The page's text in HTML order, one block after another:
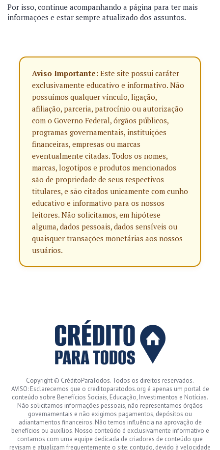
Por isso, continue acompanhando a página para ter mais
informações e estar sempre atualizado dos assuntos.
Aviso Importante: Este site possui caráter
exclusivamente educativo e informativo. Não
possuímos qualquer vínculo, ligação,
afiliação, parceria, patrocínio ou autorização
com o Governo Federal, órgãos públicos,
programas governamentais, instituições
financeiras, empresas ou marcas
eventualmente citadas. Todos os nomes,
marcas, logotipos e produtos mencionados
são de propriedade de seus respectivos
titulares, e são citados unicamente com cunho
educativo e informativo para os nossos
leitores. Não solicitamos, em hipótese
alguma, dados pessoais, dados sensíveis ou
quaisquer transações monetárias aos nossos
usuários.
Copyright © CréditoParaTodos. Todos os direitos reservados.
AVISO: Esclarecemos que o creditoparatodos.org é apenas um portal de
conteúdo sobre Benefícios Sociais, Educação, Investimentos e Notícias.
Não solicitamos informações pessoais, não representamos órgãos
governamentais e não exigimos pagamentos, depósitos ou
adiantamentos financeiros. Não temos influência na aprovação de
benefícios ou auxílios. Nosso conteúdo é exclusivamente informativo e
contamos com uma equipe dedicada de criadores de conteúdo que
revisam e atualizam frequentemente o site; contudo, devido à velocidade